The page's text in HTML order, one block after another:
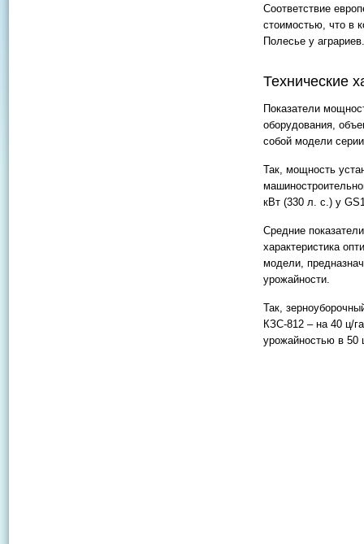
Соответствие
стоимостью, что в
Полесье у аграриев.
Технические
Показатели
оборудования,
собой модели
Так, мощность
кВт (330 л. с.) у
Средние
характеристика
модели,
урожайности.
Так,
КЗС-812 – на 40 ц/
урожайностью в 50